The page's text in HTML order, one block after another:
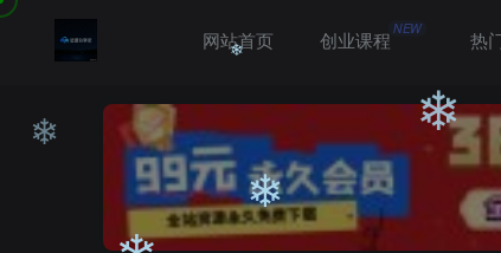
网站首页 创业课程 NEW 热
❄